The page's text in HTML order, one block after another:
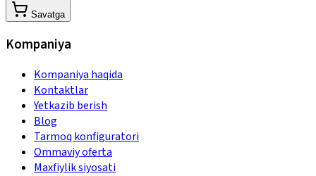
Savatga
Kompaniya
Kompaniya haqida
Kontaktlar
Yetkazib berish
Blog
Tarmoq konfiguratori
Ommaviy oferta
Maxfiylik siyosati